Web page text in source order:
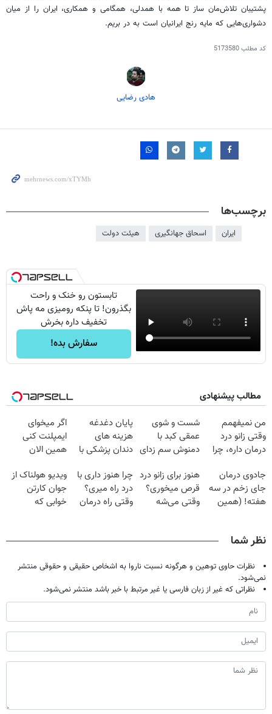
پشتیبان تلاش‌مان ساز تا همه با همدلی، همگامی و همکاری، ایران را از میان
دشواری‌هایی که مایه رنج ایرانیان است به در بریم.
کد مطلب5173580
هادی رضایی
برچسب‌ها
ایران اسحاق جهانگیری هیئت دولت
تابستون رو خنک و راحت
بگذرون! تا پنکه رومیزی مه پاش
تخفیف داره بخرش
سفارش بده!
مطالب پیشنهادی
من نمیفهمم
وقتی زانو درد
درمان داره، چرا
تحمل میکنی؟❗
شست و شوی
عمقی کبد با
دمنوش سم زدای
پایان دغدغه
هزینه های
دندان پزشکی با
خانگی
اگر میخوای
ایمپلنت کنی
همین الان
۲۵ میلیون
تومان!!!
جادوی درمان
جای زخم در سه
هفته! (همین
هنوز برای زانو درد
قرص میخوری؟
وقتی می‌شه
چرا هنوز داری با
درد راه میری؟
وقتی راه درمان
ویدیو هولناک از
جوان کارتن
خوابی که
نظر شما
نظرات حاوی توهین و هرگونه نسبت ناروا به اشخاص حقیقی و حقوقی منتشر
نمی‌شود.
نظراتی که غیر از زبان فارسی یا غیر مرتبط با خبر باشد منتشر نمی‌شود.